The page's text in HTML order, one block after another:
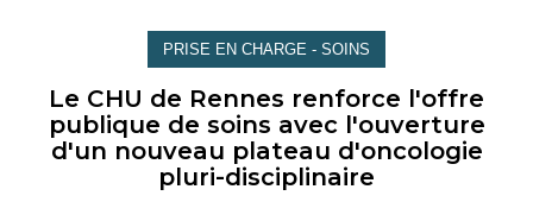
PRISE EN CHARGE - SOINS
Le CHU de Rennes renforce l'offre
publique de soins avec l'ouverture
d'un nouveau plateau d'oncologie
pluri-disciplinaire